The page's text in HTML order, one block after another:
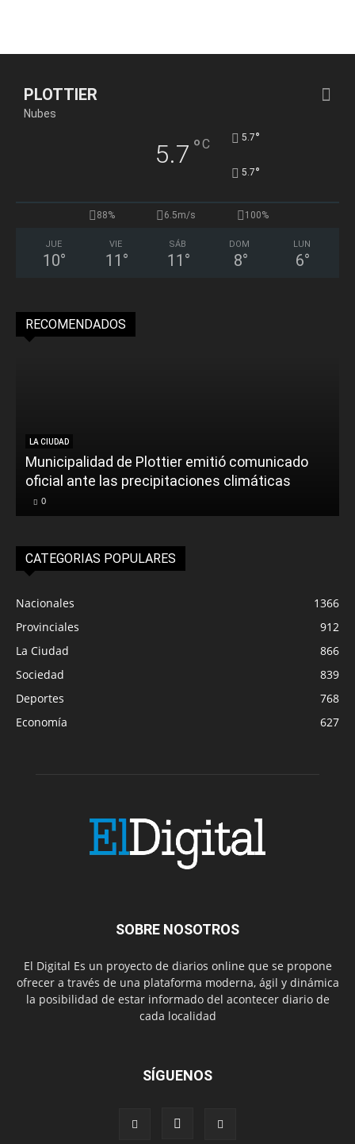
PLOTTIER
Nubes
5.7 °C 5.7°
5.7°
88% 6.5m/s 100%
JUE
10°
VIE
11 °
SÁB
11 °
DOM
8°
LUN
6°
RECOMENDADOS
LA CIUDAD
Municipalidad de Plottier emitió comunicado
oficial ante las precipitaciones climáticas
0
CATEGORIAS POPULARES
Nacionales
1366
Provinciales
912
La Ciudad
866
Sociedad
839
Deportes
768
Economía
627
SOBRE NOSOTROS
El Digital Es un proyecto de diarios online que se propone
ofrecer a través de una plataforma moderna, ágil y dinámica
la posibilidad de estar informado del acontecer diario de
cada localidad
SÍGUENOS